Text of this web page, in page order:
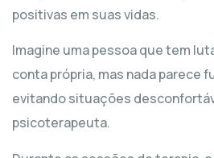
positivas em suas vidas.
Imagine uma pessoa que tem
conta própria, mas nada parece
evitando situações
psicoterapeuta.